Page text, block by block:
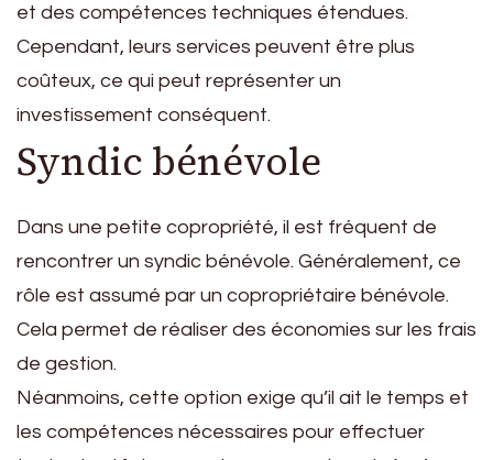
et des compétences techniques étendues.
Cependant, leurs services peuvent être plus
coûteux, ce qui peut représenter un
investissement conséquent.
Syndic bénévole
Dans une petite copropriété, il est fréquent de
rencontrer un syndic bénévole. Généralement, ce
rôle est assumé par un copropriétaire bénévole.
Cela permet de réaliser des économies sur les frais
de gestion.
Néanmoins, cette option exige qu’il ait le temps et
les compétences nécessaires pour effectuer